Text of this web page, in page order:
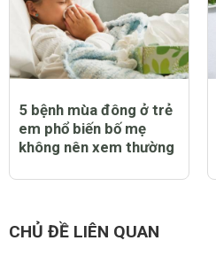
5 bệnh mùa đông ở trẻ
em phổ biến bố mẹ
không nên xem thường
CHỦ ĐỀ LIÊN QUAN